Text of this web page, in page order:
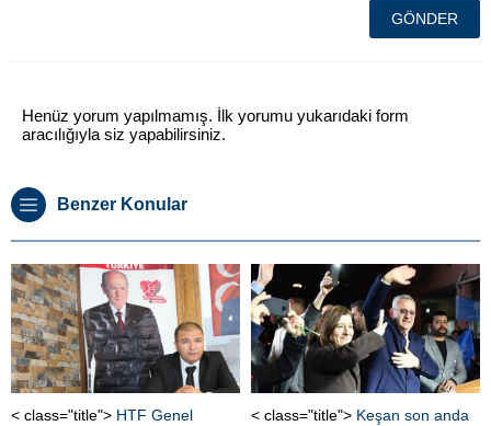
Henüz yorum yapılmamış. İlk yorumu yukarıdaki form
aracılığıyla siz yapabilirsiniz.
Benzer Konular
< class="title"> HTF Genel
< class="title"> Keşan son anda